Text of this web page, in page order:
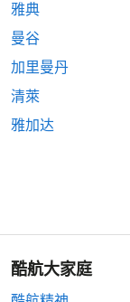
雅典
曼谷
加里曼丹
清萊
雅加达
酷航大家庭